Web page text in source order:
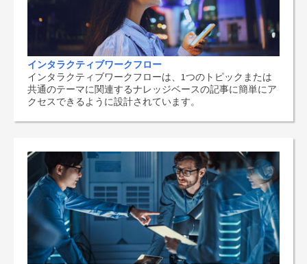
インタラクティブワークフロー
インタラクティブワークフローは、1つのトピックまたは
共通のテーマに関連するナレッジベースの記事に簡単にア
クセスできるように設計されています。